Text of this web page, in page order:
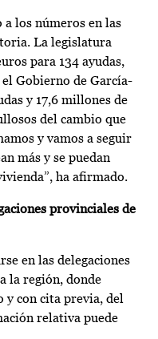
los números en las
La legislatura
para 134 ayudas,
Gobierno de García-
y 17,6 millones de
del cambio que
y vamos a seguir
más y se puedan
ha afirmado.
provinciales de
en las delegaciones
la región, donde
y con cita previa, del
relativa puede